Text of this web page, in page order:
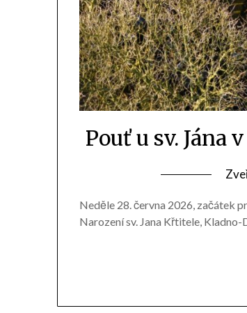
Pouť u sv. Jána
Neděle 28. června 2026, začátek
Narození sv. Jana Křtitele, Kladno-